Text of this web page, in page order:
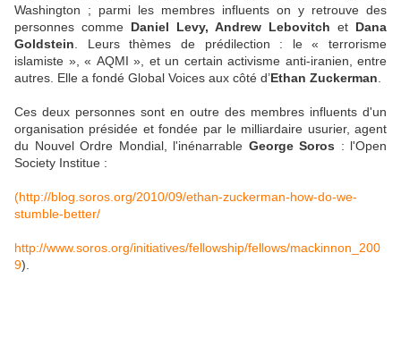
Washington ; parmi les membres influents on y retrouve des
personnes comme Daniel Levy, Andrew Lebovitch et Dana
Goldstein . Leurs thèmes de prédilection : le « terrorisme
islamiste », « AQMI », et un certain activisme anti-iranien, entre
autres. Elle a fondé Global Voices aux côté d’Ethan Zuckerman
Ces deux personnes sont en outre des membres influents d'un
organisation présidée et fondée par le milliardaire usurier, agent
du Nouvel Ordre Mondial, l'inénarrable George Soros : l'Open
Society Institue :
(http://blog.soros.org/2010/09/ethan-zuckerman-how-do-we-
stumble-better/
http://www.soros.org/initiatives/fellowship/fellows/mackinnon_200
9).